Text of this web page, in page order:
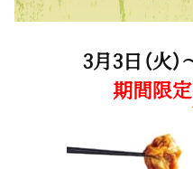
3月3日（火
期間限